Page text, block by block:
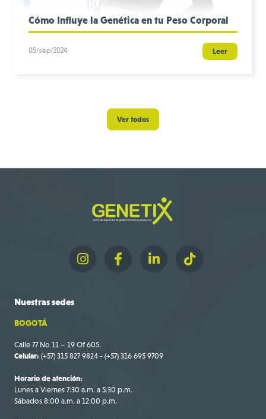
Cómo Influye la Genética en tu Peso Corporal
05/sep/2024 Leer
Ver todos
Nuestrassedes
BOGOTÁ
Calle 77 No 11 – 19 Of 605.
Celular: (+57) 315 827 9824 - (+57) 316 695 9709
Horario de atención:
Lunes a Viernes 7:30 a.m. a 5:30 p.m.
Sábados 8:00 a.m. a 12:00 p.m.